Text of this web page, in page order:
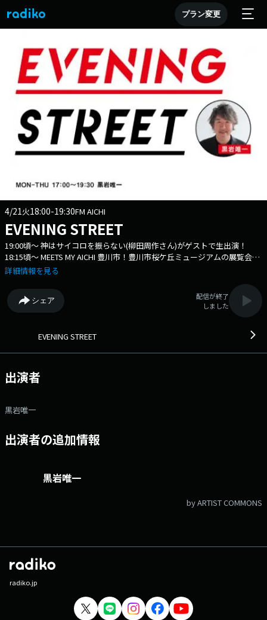
プラン変更
4/21火18:00-19:30FM AICHI
EVENING STREET
19:00頃～ 神はサイコロを振らない(柳田周作さん)がゲストで生出演！
18:15頃～ MEETS MY AICHI 豊川市！豊川市桜ケ丘ミュージアムの展覧会
「ここのあーとはヒトアジ違う ～ここあーと2026～」についてご担当の
応援部！愛知工業大学2年AIT学生フォーミュラ研究会部長の宿輪依央さん
に現在の活動状況と今後の目標についてお話を伺います。 パーソナリ
ティ黒岩唯一がお届けします。 番組X→ @evening807 ハッシュタグ #
グラム。 ◆ メッセージ・リクエストはこちら Xハッシュタグは
詳細情報を見る
シェア
配信が終了
しました
EVENING STREET
出演者
黒岩唯一
出演者の追加情報
黒岩唯一
by ARTIST COMMONS
radiko.jp